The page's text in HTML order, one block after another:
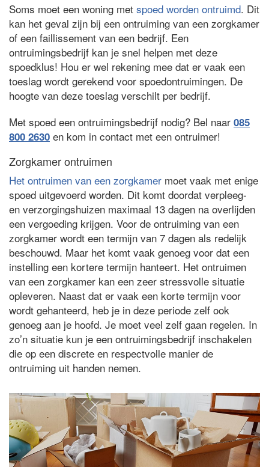
Soms moet een woning met spoed worden ontruimd. Dit
kan het geval zijn bij een ontruiming van een zorgkamer
of een faillissement van een bedrijf. Een
ontruimingsbedrijf kan je snel helpen met deze
spoedklus! Hou er wel rekening mee dat er vaak een
toeslag wordt gerekend voor spoedontruimingen. De
hoogte van deze toeslag verschilt per bedrijf.
Met spoed een ontruimingsbedrijf nodig? Bel naar 085
800 2630 en kom in contact met een ontruimer!
Zorgkamer ontruimen
Het ontruimen van een zorgkamer moet vaak met enige
spoed uitgevoerd worden. Dit komt doordat verpleeg-
en verzorgingshuizen maximaal 13 dagen na overlijden
een vergoeding krijgen. Voor de ontruiming van een
zorgkamer wordt een termijn van 7 dagen als redelijk
beschouwd. Maar het komt vaak genoeg voor dat een
instelling een kortere termijn hanteert. Het ontruimen
van een zorgkamer kan een zeer stressvolle situatie
opleveren. Naast dat er vaak een korte termijn voor
wordt gehanteerd, heb je in deze periode zelf ook
genoeg aan je hoofd. Je moet veel zelf gaan regelen. In
zo’n situatie kun je een ontruimingsbedrijf inschakelen
die op een discrete en respectvolle manier de
ontruiming uit handen nemen.